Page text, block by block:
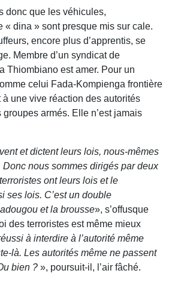
donc que les véhicules,
« dina » sont presque mis sur cale.
encore plus d’apprentis, se
Membre d’un syndicat de
Thiombiano est amer. Pour un
celui Fada-Kompienga frontière
à une vive réaction des autorités
groupes armés. Elle n’est jamais
et dictent leurs lois, nous-mêmes
nous sommes dirigés par deux
ont leurs lois et le
ses lois. C’est un double
et la brousse», s’offusque
des terroristes est même mieux
à interdire à l’autorité même
là. Les autorités même ne passent
bien ? », poursuit-il, l’air fâché.